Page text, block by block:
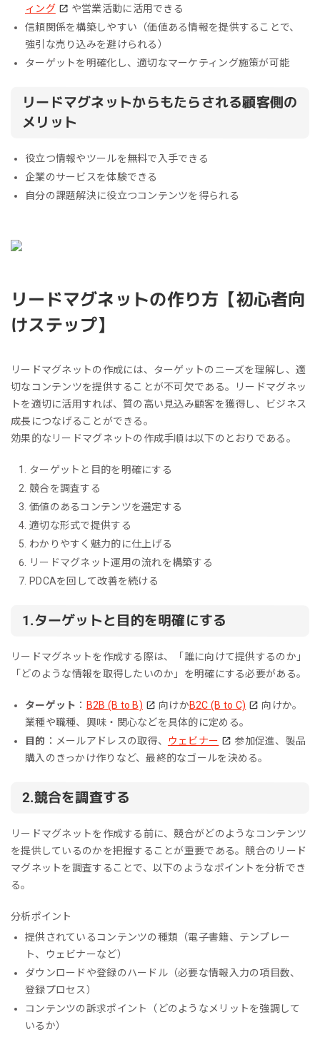
ィング
や営業活動に活用できる
信頼関係を構築しやすい（価値ある情報を提供することで、
強引な売り込みを避けられる）
ターゲットを明確化し、適切なマーケティング施策が可能
リードマグネットからもたらされる顧客側の
メリット
役立つ情報やツールを無料で入手できる
企業のサービスを体験できる
自分の課題解決に役立つコンテンツを得られる
リードマグネットの作り方【初心者向
けステップ】
リードマグネットの作成には、ターゲットのニーズを理解し、適
切なコンテンツを提供することが不可欠である。リードマグネッ
トを適切に活用すれば、質の高い見込み顧客を獲得し、ビジネス
成長につなげることができる。
効果的なリードマグネットの作成手順は以下のとおりである。
ターゲットと目的を明確にする
競合を調査する
価値のあるコンテンツを選定する
適切な形式で提供する
わかりやすく魅力的に仕上げる
リードマグネット運用の流れを構築する
PDCAを回して改善を続ける
1.ターゲットと目的を明確にする
リードマグネットを作成する際は、「誰に向けて提供するのか」
「どのような情報を取得したいのか」を明確にする必要がある。
ターゲット ： B2B (B to B) 向けかB2C (B to C)
向けか。
業種や職種、興味・関心などを具体的に定める。
目的 ：メールアドレスの取得、 ウェビナー
参加促進、製品
購入のきっかけ作りなど、最終的なゴールを決める。
2.競合を調査する
リードマグネットを作成する前に、競合がどのようなコンテンツ
を提供しているのかを把握することが重要である。競合のリード
マグネットを調査することで、以下のようなポイントを分析でき
る。
分析ポイント
提供されているコンテンツの種類（電子書籍、テンプレー
ト、ウェビナーなど）
ダウンロードや登録のハードル（必要な情報入力の項目数、
登録プロセス）
コンテンツの訴求ポイント（どのようなメリットを強調して
いるか）